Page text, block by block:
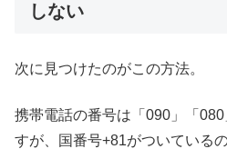
しない
次に見つけたのがこの方法。
携帯電話の番号は「090」「
すが、国番号+81がついている